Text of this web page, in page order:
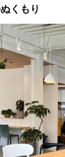
くもり